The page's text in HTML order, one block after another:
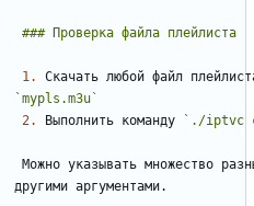
1.
`mypls.m3u`
2.
Выполнить команду `./iptvc
Можно указывать множество